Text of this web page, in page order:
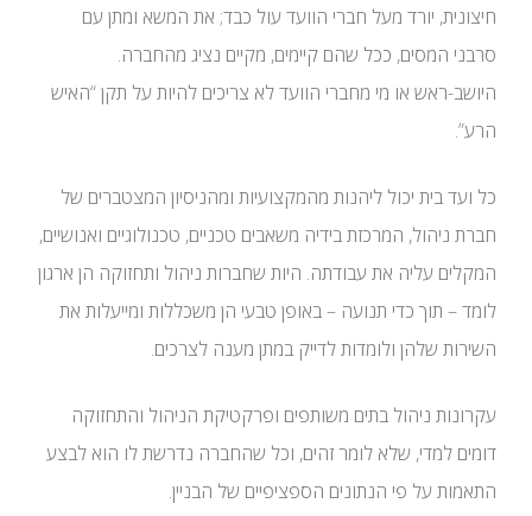
חיצונית, יורד מעל חברי הוועד עול כבד; את המשא ומתן עם
סרבני המסים, ככל שהם קיימים, מקיים נציג מהחברה.
היושב-ראש או מי מחברי הוועד לא צריכים להיות על תקן “האיש
הרע”.
כל ועד בית יכול ליהנות מהמקצועיות ומהניסיון המצטברים של
חברת ניהול, המרכזת בידיה משאבים טכניים, טכנולוגיים ואנושיים,
המקלים עליה את עבודתה. היות שחברות ניהול ותחזוקה הן ארגון
לומד – תוך כדי תנועה – באופן טבעי הן משכללות ומייעלות את
השירות שלהן ולומדות לדייק במתן מענה לצרכים.
עקרונות ניהול בתים משותפים ופרקטיקת הניהול והתחזוקה
דומים למדי, שלא לומר זהים, וכל שהחברה נדרשת לו הוא לבצע
התאמות על פי הנתונים הספציפיים של הבניין.